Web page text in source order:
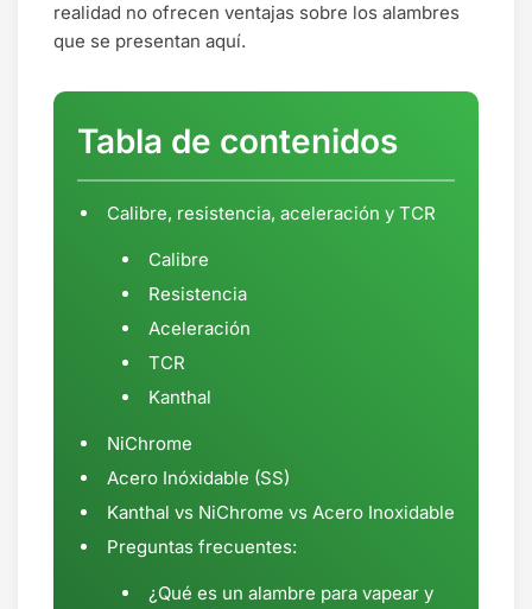
realidad no ofrecen ventajas sobre los alambres
que se presentan aquí.
Tabla de contenidos
Calibre, resistencia, aceleración y TCR
Calibre
Resistencia
Aceleración
TCR
Kanthal
NiChrome
Acero Inóxidable (SS)
Kanthal vs NiChrome vs Acero Inoxidable
Preguntas frecuentes:
¿Qué es un alambre para vapear y